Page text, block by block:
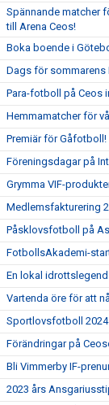
Spännande matcher
till Arena Ceos!
Boka boende i
Dags för sommarens
Para-fotboll på Ceos
Hemmamatcher för
Premiär för Gåfotboll!
Föreningsdagar på
Grymma VIF-
Medlemsfakturering
Påsklovsfotboll på
FotbollsAkademi-
En lokal
Vartenda öre för att
Sportlovsfotboll 2024
Förändringar på
Bli Vimmerby IF-
2023 års